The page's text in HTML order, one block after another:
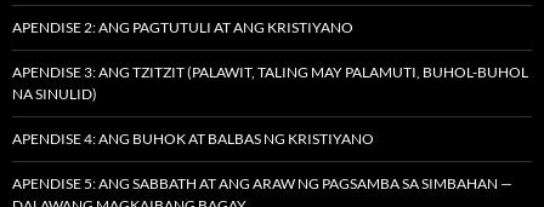
APENDISE 2: ANG PAGTUTULI AT ANG KRISTIYANO
APENDISE 3: ANG TZITZIT (PALAWIT, TALING MAY PALAMUTI, BUHOL-BUHOL
NA SINULID)
APENDISE 4: ANG BUHOK AT BALBAS NG KRISTIYANO
APENDISE 5: ANG SABBATH AT ANG ARAW NG PAGSAMBA SA SIMBAHAN —